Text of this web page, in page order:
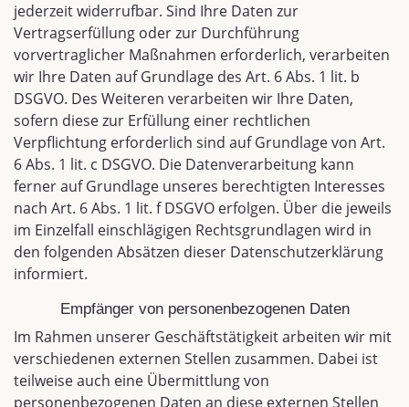
jederzeit widerrufbar. Sind Ihre Daten zur
Vertragserfüllung oder zur Durchführung
vorvertraglicher Maßnahmen erforderlich, verarbeiten
wir Ihre Daten auf Grundlage des Art. 6 Abs. 1 lit. b
DSGVO. Des Weiteren verarbeiten wir Ihre Daten,
sofern diese zur Erfüllung einer rechtlichen
Verpflichtung erforderlich sind auf Grundlage von Art.
6 Abs. 1 lit. c DSGVO. Die Datenverarbeitung kann
ferner auf Grundlage unseres berechtigten Interesses
nach Art. 6 Abs. 1 lit. f DSGVO erfolgen. Über die jeweils
im Einzelfall einschlägigen Rechtsgrundlagen wird in
den folgenden Absätzen dieser Datenschutzerklärung
informiert.
Empfänger von personenbezogenen Daten
Im Rahmen unserer Geschäftstätigkeit arbeiten wir mit
verschiedenen externen Stellen zusammen. Dabei ist
teilweise auch eine Übermittlung von
personenbezogenen Daten an diese externen Stellen